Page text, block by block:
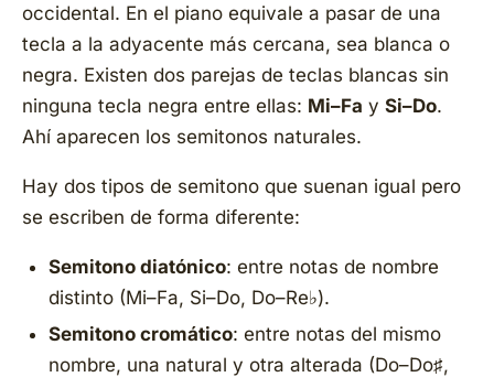
occidental. En el piano equivale a pasar de una
tecla a la adyacente más cercana, sea blanca o
negra. Existen dos parejas de teclas blancas sin
ninguna tecla negra entre ellas: Mi–Fa y Si–Do.
Ahí aparecen los semitonos naturales.
Hay dos tipos de semitono que suenan igual pero
se escriben de forma diferente:
Semitono diatónico: entre notas de nombre
distinto (Mi–Fa, Si–Do, Do–Re♭).
Semitono cromático: entre notas del mismo
nombre, una natural y otra alterada (Do–Do♯,